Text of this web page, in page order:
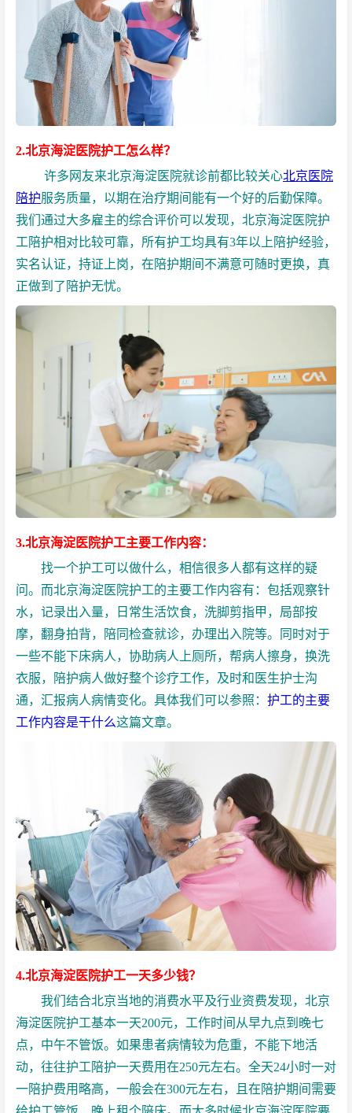
2.北京海淀医院护工怎么样？
许多网友来北京海淀医院就诊前都比较关心北京医院
陪护服务质量，以期在治疗期间能有一个好的后勤保障。
我们通过大多雇主的综合评价可以发现，北京海淀医院护
工陪护相对比较可靠，所有护工均具有3年以上陪护经验，
实名认证，持证上岗，在陪护期间不满意可随时更换，真
正做到了陪护无忧。
3.北京海淀医院护工主要工作内容：
找一个护工可以做什么，相信很多人都有这样的疑
问。而北京海淀医院护工的主要工作内容有：包括观察针
水，记录出入量，日常生活饮食，洗脚剪指甲，局部按
摩，翻身拍背，陪同检查就诊，办理出入院等。同时对于
一些不能下床病人，协助病人上厕所，帮病人擦身，换洗
衣服，
陪护病人做好整个诊疗工作，及时和医生护士沟
通，汇报病人病情变化。具体我们可以参照： 护工的主要
工作内容是干什么这篇文章。
4.北京海淀医院护工一天多少钱？
我们结合北京当地的消费水平及行业资费发现，北京
海淀医院护工基本一天200元，工作时间从早九点到晚七
点，中午不管饭。如果患者病情较为危重，不能下地活
动，往往护工陪护一天费用在250元左右。全天24小时一对
一陪护费用略高，一般会在300元左右，且在陪护期间需要